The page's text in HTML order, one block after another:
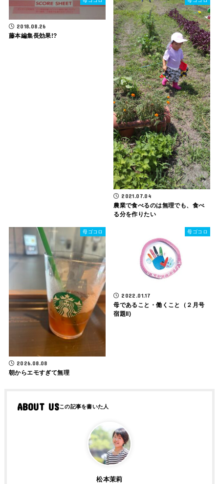
2018.08.26
藤本編集長効果!?
2021.07.04
農業で食べるのは無理でも、食べ
る分を作りたい
母ゴコロ
2026.08.08
朝からエモすぎて無理
母ゴコロ
2022.01.17
母であること・働くこと（２月号
宿題II)
ABOUT US
松本茉莉